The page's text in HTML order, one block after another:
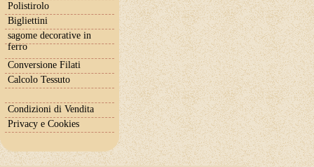
Polistirolo
Bigliettini
sagome decorative in
ferro
Conversione Filati
Calcolo Tessuto
Condizioni di Vendita
Privacy e Cookies